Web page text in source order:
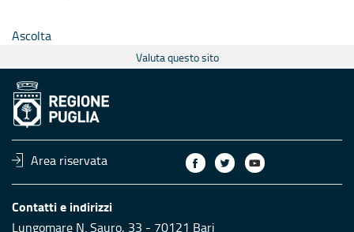
Ascolta
Valuta questo sito
Area riservata
Contatti e indirizzi
Lungomare N. Sauro, 33 - 70121 Bari